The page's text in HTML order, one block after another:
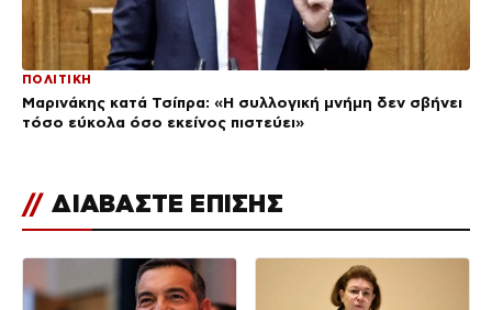
ΠΟΛΙΤΙΚΗ
Μαρινάκης κατά Τσίπρα: «Η συλλογική μνήμη δεν σβήνει
τόσο εύκολα όσο εκείνος πιστεύει»
// ΔΙΑΒΑΣΤΕ ΕΠΙΣΗΣ